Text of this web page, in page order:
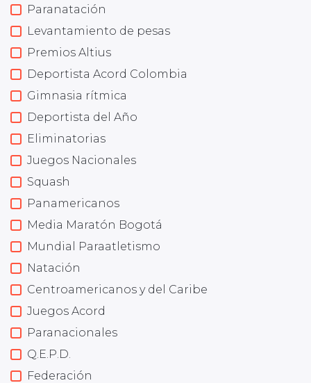
Paranatación
Levantamiento de pesas
Premios Altius
Deportista Acord Colombia
Gimnasia rítmica
Deportista del Año
Eliminatorias
Juegos Nacionales
Squash
Panamericanos
Media Maratón Bogotá
Mundial Paraatletismo
Natación
Centroamericanos y del Caribe
Juegos Acord
Paranacionales
Q.E.P.D.
Federación